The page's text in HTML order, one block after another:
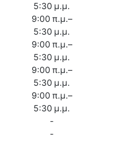
5:30 μ.μ.
9:00 π.μ.–
5:30 μ.μ.
9:00 π.μ.–
5:30 μ.μ.
9:00 π.μ.–
5:30 μ.μ.
9:00 π.μ.–
5:30 μ.μ.
-
-